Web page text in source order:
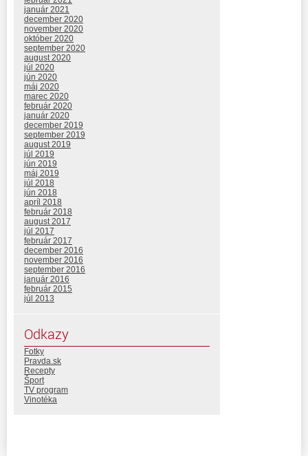
január 2021
december 2020
november 2020
október 2020
september 2020
august 2020
júl 2020
jún 2020
máj 2020
marec 2020
február 2020
január 2020
december 2019
september 2019
august 2019
júl 2019
jún 2019
máj 2019
júl 2018
jún 2018
apríl 2018
február 2018
august 2017
júl 2017
február 2017
december 2016
november 2016
september 2016
január 2016
február 2015
júl 2013
Odkazy
Fotky
Pravda.sk
Recepty
Šport
TV program
Vinotéka